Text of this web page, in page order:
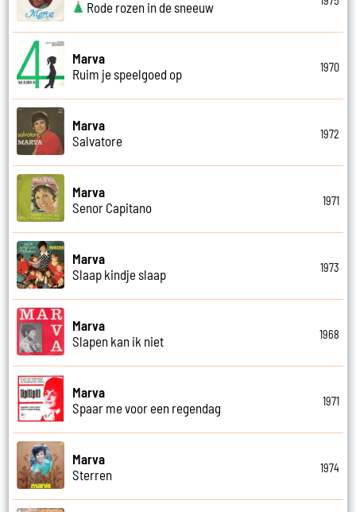
Rode rozen in de sneeuw
Marva
Ruim je speelgoed op
1970
Marva
Salvatore
1972
Marva
Senor Capitano
1971
Marva
Slaap kindje slaap
1973
Marva
Slapen kan ik niet
1968
Marva
Spaar me voor een regendag
1971
Marva
Sterren
1974